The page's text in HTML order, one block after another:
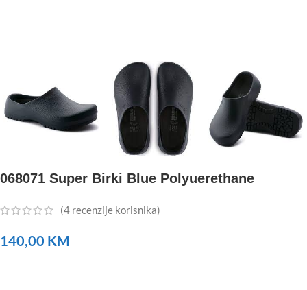
068071 Super Birki Blue Polyuerethane
(4 recenzije korisnika)
140,00 KM